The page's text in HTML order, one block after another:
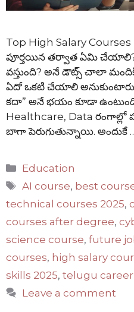
Top High Salary Courses
పూర్తయిన తర్వాత ఏమి చేయాలి?
వస్తుంది? అనే డౌట్స్ చాలా
ఏదో ఒకటి చేయాలి
కదా” అనే భయం కూడా ఉంటుంది.
Healthcare, Data
బాగా పెరుగుతున్నాయి. అందుకే
Categories
Education
Tags
AI course, best
technical courses 2025,
courses after degree,
science course, future
courses, high salary
skills 2025, telugu
Leave a comment